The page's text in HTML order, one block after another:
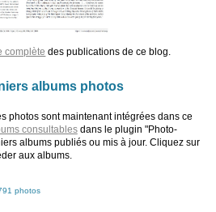
complète des publications de ce blog.
albums photos
photos sont maintenant intégrées dans ce
consultablesdans le plugin "Photo-
albums publiés ou mis à jour. Cliquez sur
aux albums.
photos